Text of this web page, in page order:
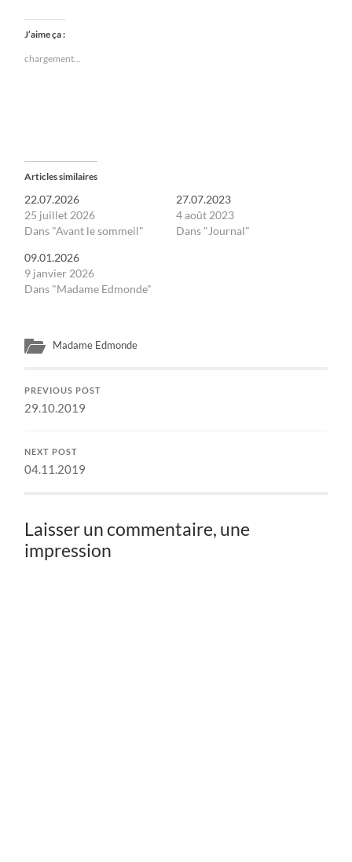
J’aime ça :
chargement…
Articles similaires
22.07.2026
25 juillet 2026
Dans "Avant le sommeil"
27.07.2023
4 août 2023
Dans "Journal"
09.01.2026
9 janvier 2026
Dans "Madame Edmonde"
Madame Edmonde
PREVIOUS POST
29.10.2019
NEXT POST
04.11.2019
Laisser un commentaire, une
impression